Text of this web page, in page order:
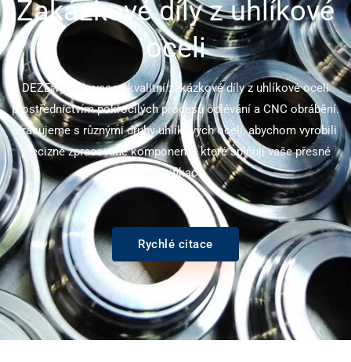
Zakázkové díly z uhlíkové
oceli
DEZE vyrábí vysoce kvalitní zakázkové díly z uhlíkové oceli
prostřednictvím pokročilých procesů odlévání a CNC obrábění.
Pracujeme s různými druhy uhlíkových ocelí, abychom vyrobili
precizně zpracované komponenty, které splňují vaše přesné
specifikace.
Rychlé citace